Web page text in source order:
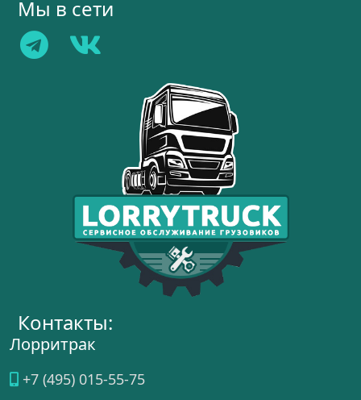
Мы в сети
Контакты:
Лорритрак
+7 (495) 015-55-75